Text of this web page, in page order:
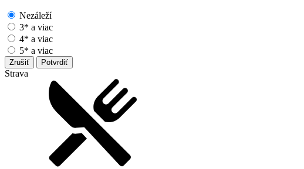
Nezáleží
3* a viac
4* a viac
5* a viac
Zrušiť Potvrdiť
Strava